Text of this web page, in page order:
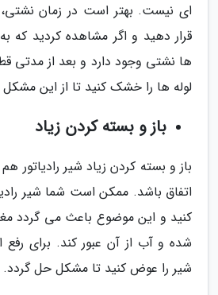
ای نیست. بهتر است در زمان نشتی،
قرار دهید و اگر مشاهده کردید که
ها نشتی وجود دارد و بعد از مدتی
لوله ها را خشک کنید تا از این
باز و بسته کردن زیاد
باز و بسته کردن زیاد شیر رادیاتور
اتفاق باشد. ممکن است شما شیر
کنید و این موضوع باعث می گردد
شده و آب از آن عبور کند. برای
شیر را عوض کنید تا مشکل حل گردد.